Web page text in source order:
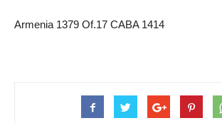
Armenia 1379 Of.17 CABA 1414